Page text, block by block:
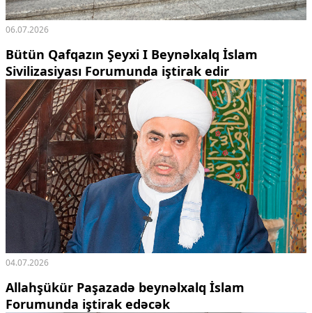
06.07.2026
Bütün Qafqazın Şeyxi I Beynəlxalq İslam
Sivilizasiyası Forumunda iştirak edir
04.07.2026
Allahşükür Paşazadə beynəlxalq İslam
Forumunda iştirak edəcək